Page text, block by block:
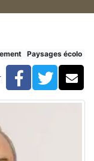
pour le jardin, la
Paysages écolo
Facebook